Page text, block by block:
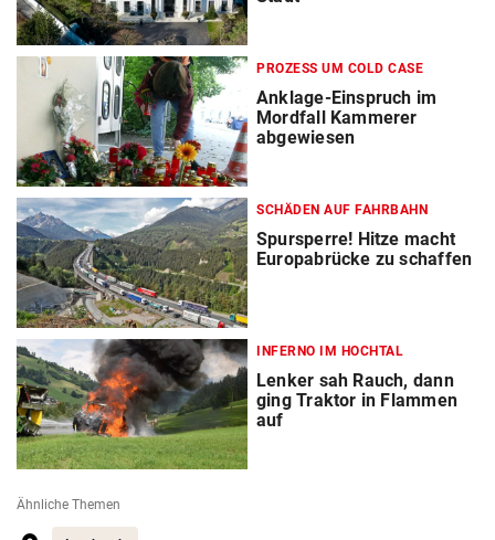
PROZESS UM COLD CASE
Anklage-Einspruch im
Mordfall Kammerer
abgewiesen
SCHÄDEN AUF FAHRBAHN
Spursperre! Hitze macht
Europabrücke zu schaffen
INFERNO IM HOCHTAL
Lenker sah Rauch, dann
ging Traktor in Flammen
auf
Ähnliche Themen